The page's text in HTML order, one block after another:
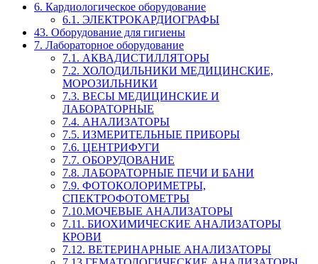
6. Кардиологическое оборудование
6.1. ЭЛЕКТРОКАРДИОГРАФЫ
43. Оборудование для гигиены
7. Лабораторное оборудование
7.1. АКВАДИСТИЛЛЯТОРЫ
7.2. ХОЛОДИЛЬНИКИ МЕДИЦИНСКИЕ,
МОРОЗИЛЬНИКИ
7.3. ВЕСЫ МЕДИЦИНСКИЕ И
ЛАБОРАТОРНЫЕ
7.4. АНАЛИЗАТОРЫ
7.5. ИЗМЕРИТЕЛЬНЫЕ ПРИБОРЫ
7.6. ЦЕНТРИФУГИ
7.7. ОБОРУДОВАНИЕ
7.8. ЛАБОРАТОРНЫЕ ПЕЧИ И БАНИ
7.9. ФОТОКОЛОРИМЕТРЫ,
СПЕКТРОФОТОМЕТРЫ
7.10.МОЧЕВЫЕ АНАЛИЗАТОРЫ
7.11. БИОХИМИЧЕСКИЕ АНАЛИЗАТОРЫ
КРОВИ
7.12. ВЕТЕРИНАРНЫЕ АНАЛИЗАТОРЫ